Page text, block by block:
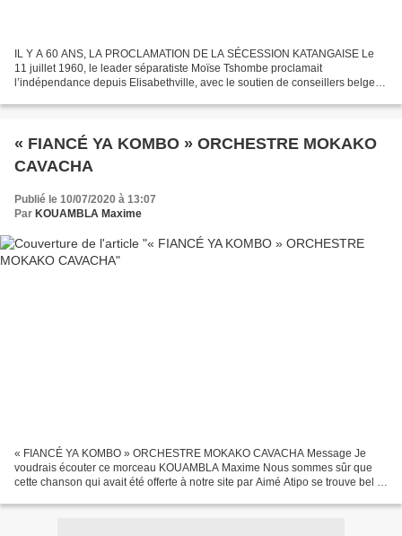
IL Y A 60 ANS, LA PROCLAMATION DE LA SÉCESSION KATANGAISE Le
11 juillet 1960, le leader séparatiste Moïse Tshombe proclamait
l’indépendance depuis Elisabethville, avec le soutien de conseillers belges.
« FIANCÉ YA KOMBO » ORCHESTRE MOKAKO
CAVACHA
Publié le 10/07/2020 à 13:07
Par KOUAMBLA Maxime
« FIANCÉ YA KOMBO » ORCHESTRE MOKAKO CAVACHA Message Je
voudrais écouter ce morceau KOUAMBLA Maxime Nous sommes sûr que
cette chanson qui avait été offerte à notre site par Aimé Atipo se trouve bel et